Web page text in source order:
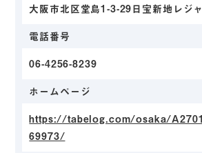
大阪市北区堂島1-3-29日宝新地レジ
電話番号
06-4256-8239
ホームページ
https://tabelog.com/osaka/
69973/